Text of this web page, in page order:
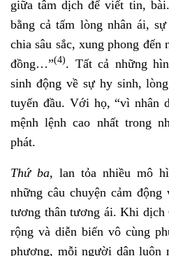
giữa tâm dịch để viết tin,
bằng cả tấm lòng nhân ái,
chia sâu sắc, xung phong
đồng…”(4). Tất cả những
sinh động về sự hy sinh,
tuyến đầu. Với họ, “vì nhân
mệnh lệnh cao nhất trong
phát.
Thứ ba, lan tỏa nhiều mô
những câu chuyện cảm
tương thân tương ái. Khi
rộng và diễn biến vô cùng
phương, mỗi người dân luôn